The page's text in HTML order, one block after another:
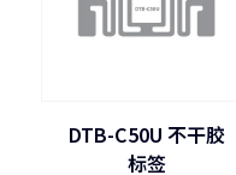
DTB-C50U 不干胶
标签